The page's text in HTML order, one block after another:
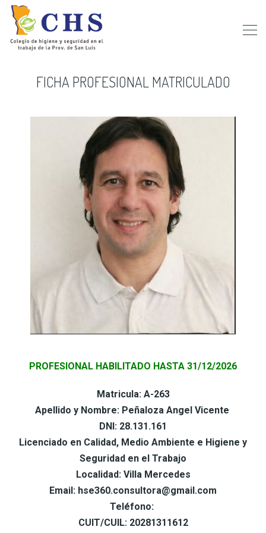
FICHA PROFESIONAL MATRICULADO
PROFESIONAL HABILITADO HASTA 31/12/2026
Matricula: A-263
Apellido y Nombre: Peñaloza Angel Vicente
DNI: 28.131.161
Licenciado en Calidad, Medio Ambiente e Higiene y
Seguridad en el Trabajo
Localidad: Villa Mercedes
Email: hse360.consultora@gmail.com
Teléfono:
CUIT/CUIL: 20281311612